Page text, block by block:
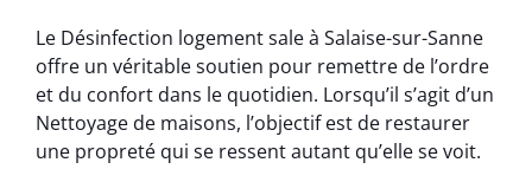
Le Désinfection logement sale à Salaise-sur-Sanne
offre un véritable soutien pour remettre de l’ordre
et du confort dans le quotidien. Lorsqu’il s’agit d’un
Nettoyage de maisons, l’objectif est de restaurer
une propreté qui se ressent autant qu’elle se voit.